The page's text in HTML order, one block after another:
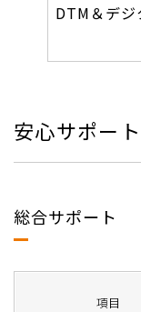
DTM＆デジ
安心サポー
総合サポート
項目